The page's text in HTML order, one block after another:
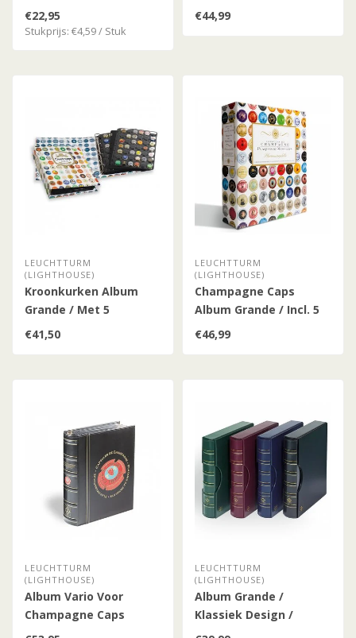
Champagne Caps
Transparant
€22,95
Stukprijs: €4,59 / Stuk
Compart Hoezen
€44,99
LEUCHTTURM
(LIGHTHOUSE)
Kroonkurken Album
Grande / Met 5
Compart Hoezen /
€41,50
LEUCHTTURM
(LIGHTHOUSE)
Champagne Caps
Album Grande / Incl. 5
Compart Bladen
€46,99
LEUCHTTURM
(LIGHTHOUSE)
Album Vario Voor
Champagne Caps
LEUCHTTURM
(LIGHTHOUSE)
Album Grande /
Klassiek Design /
Inclusief Slipcase